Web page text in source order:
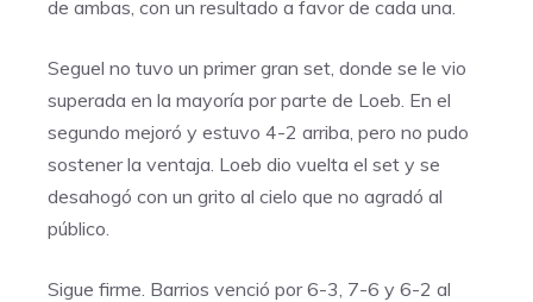
de ambas, con un resultado a favor de cada una.
Seguel no tuvo un primer gran set, donde se le vio
superada en la mayoría por parte de Loeb. En el
segundo mejoró y estuvo 4-2 arriba, pero no pudo
sostener la ventaja. Loeb dio vuelta el set y se
desahogó con un grito al cielo que no agradó al
público.
Sigue firme. Barrios venció por 6-3, 7-6 y 6-2 al